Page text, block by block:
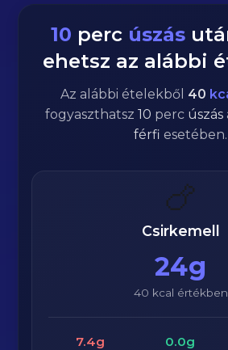
10 perc úszás
ehetsz az alábbi
Az alábbi ételekből 40
fogyaszthatsz 10 perc úszás
férfi esetében.
🍗
Csirkemell
24g
40 kcal értékben
7.4g 0.0g